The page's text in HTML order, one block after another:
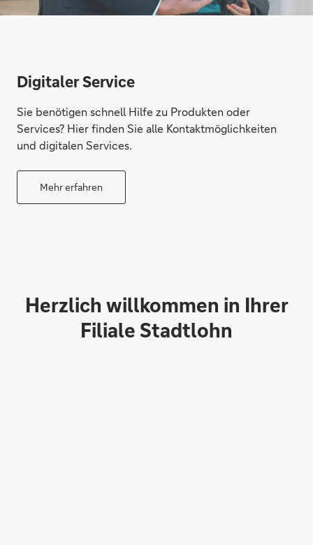
Digitaler Service
Sie benötigen schnell Hilfe zu Produkten oder
Services? Hier finden Sie alle Kontaktmöglichkeiten
und digitalen Services.
Mehr erfahren
Herzlich willkommen in Ihrer
Filiale Stadtlohn